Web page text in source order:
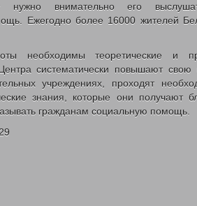
нужно внимательно его
Ежегодно более 16000 жителей
необходимы теоретические и
систематически повышают
учреждениях, проходят
знания, которые они получают
гражданам социальную помощь.